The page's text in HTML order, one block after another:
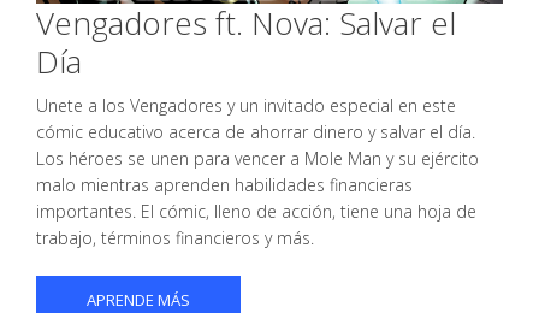
Vengadores ft. Nova: Salvar el
Día
Unete a los Vengadores y un invitado especial en este
cómic educativo acerca de ahorrar dinero y salvar el día.
Los héroes se unen para vencer a Mole Man y su ejército
malo mientras aprenden habilidades financieras
importantes. El cómic, lleno de acción, tiene una hoja de
trabajo, términos financieros y más.
APRENDE MÁS